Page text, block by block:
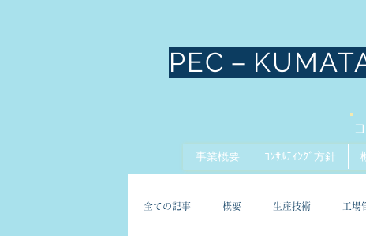
PEC－
事業概要 ｺﾝｻﾙﾃｨﾝｸﾞ方針
全ての記事 概要 生産技術 工場